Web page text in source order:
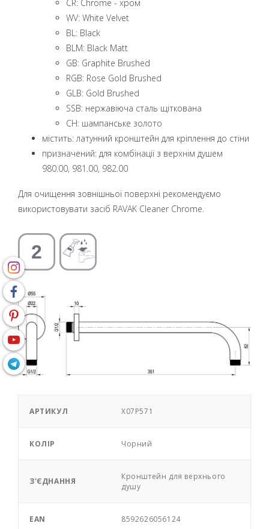
CR: Chrome - хром
WV: White Velvet
BL: Black
BLM: Black Matt
GB: Graphite Brushed
RGB: Rose Gold Brushed
GLB: Gold Brushed
SSB: нержавіюча сталь щіткована
CH: шампанське золото
містить: латунний кронштейн для кріплення до стіни
призначений: для комбінації з верхнім душем
980.00, 981.00, 982.00
Для очищення зовнішньої поверхні рекомендуємо
використовувати засіб RAVAK Cleaner Chrome.
АРТИКУЛ X07P571
КОЛІР Чорний
З'ЄДНАННЯ
Кронштейн для верхнього
душу
EAN 8592626056124